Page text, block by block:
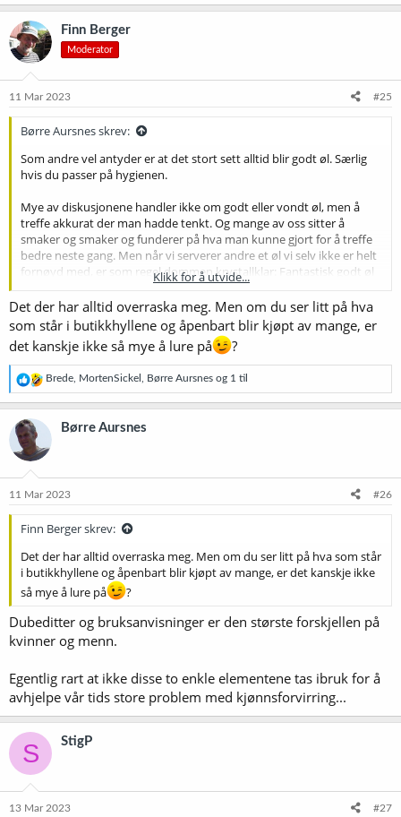
a
k
s
j
o
e
Finn Berger
Moderator
11 Mar 2023 #25
Børre Aursnes skrev:
Som andre vel antyder er at det stort sett alltid blir godt øl. Særlig
hvis du passer på hygienen.
Mye av diskusjonene handler ikke om godt eller vondt øl, men å
treffe akkurat der man hadde tenkt. Og mange av oss sitter å
smaker og smaker og funderer på hva man kunne gjort for å treffe
bedre neste gang. Men når vi serverer andre et øl vi selv ikke er helt
fornøyd med, er som regel dommen krystallklar: Fantastisk godt øl
Klikk for å utvide...
Det der har alltid overraska meg. Men om du ser litt på hva
som står i butikkhyllene og åpenbart blir kjøpt av mange, er
det kanskje ikke så mye å lure på
?
R
e
a
j
n
e
Brede MortenSickel Børre Aursnes og 1 til
Børre Aursnes
11 Mar 2023 #26
Finn Berger skrev:
Det der har alltid overraska meg. Men om du ser litt på hva som står
i butikkhyllene og åpenbart blir kjøpt av mange, er det kanskje ikke
så mye å lure på
?
Dubeditter og bruksanvisninger er den største forskjellen på
kvinner og menn.
Egentlig rart at ikke disse to enkle elementene tas ibruk for å
avhjelpe vår tids store problem med kjønnsforvirring...
S StigP
13 Mar 2023 #27